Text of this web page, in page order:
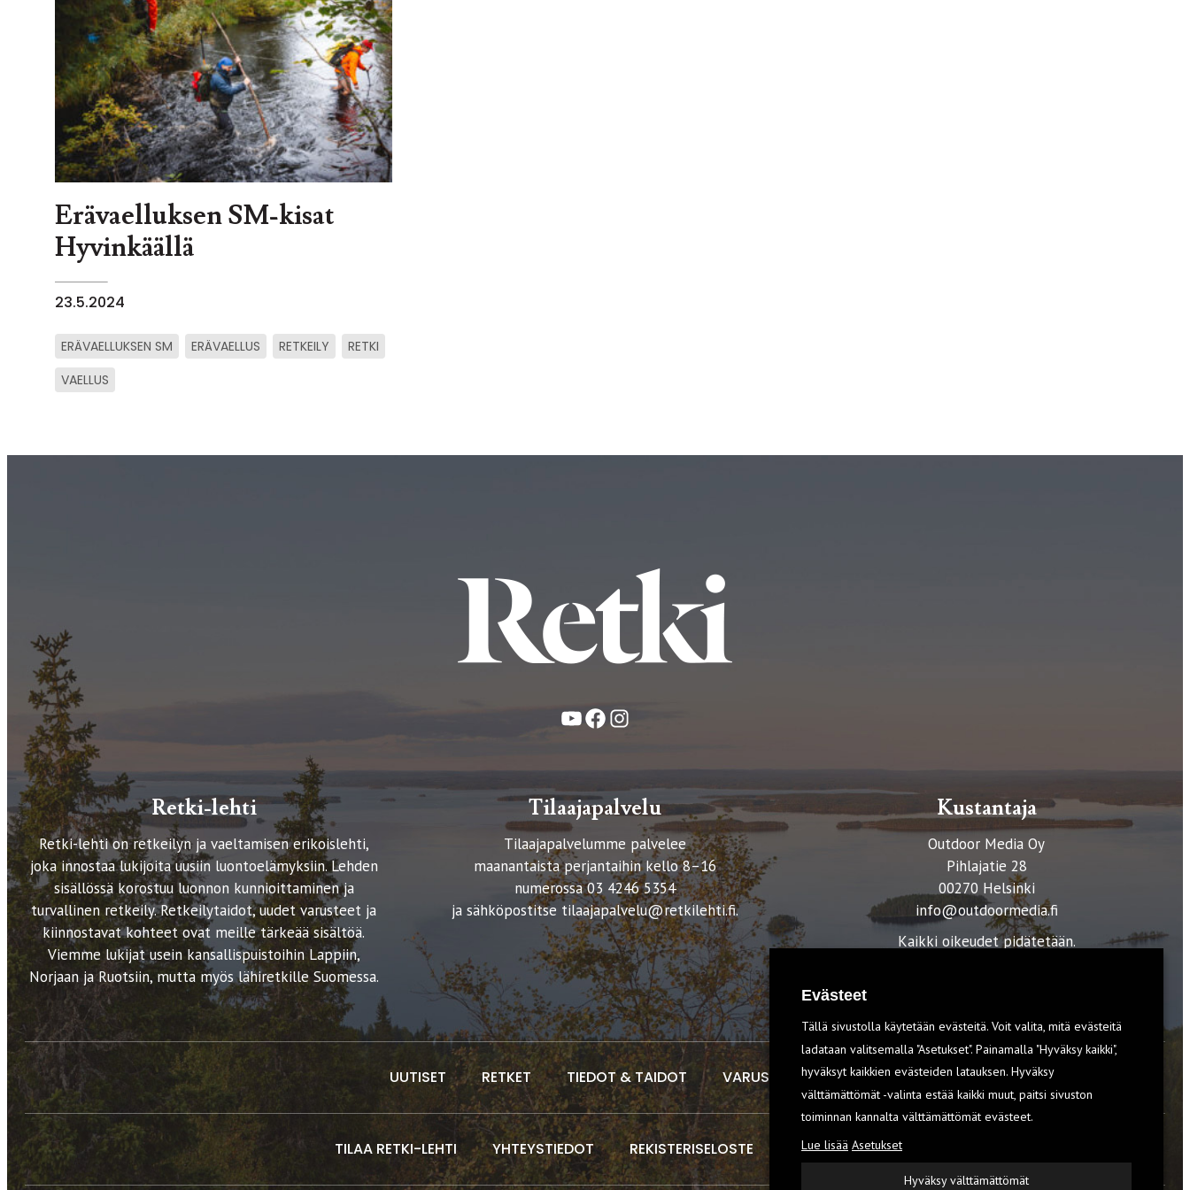
Erävaelluksen SM-kisat
Hyvinkäällä
23.5.2024
ERÄVAELLUKSEN SM ERÄVAELLUS RETKEILY
RETKI
VAELLUS
YouTube
FacebookInstagram
Retki-lehti
Retki-lehti on retkeilyn ja vaeltamisen erikoislehti,
joka innostaa lukijoita uusiin luontoelämyksiin. Lehden
sisällössä korostuu luonnon kunnioittaminen ja
turvallinen retkeily. Retkeilytaidot, uudet varusteet ja
kiinnostavat kohteet ovat meille tärkeää sisältöä.
Viemme lukijat usein kansallispuistoihin Lappiin,
Norjaan ja Ruotsiin, mutta myös lähiretkille Suomessa.
Tilaajapalvelu
Tilaajapalvelumme palvelee
maanantaista perjantaihin kello 8–16
numerossa 03 4246 5354
ja sähköpostitse tilaajapalvelu@retkilehti.fi.
Kustantaja
Outdoor Media Oy
Pihlajatie 28
00270 Helsinki
info@outdoormedia.fi
Kaikki oikeudet pidätetään.
UUTISET RETKET TIEDOT & TAIDOT VARUSTEET
TILAA RETKI-LEHTI YHTEYSTIEDOT REKISTERISELOSTE EVÄSTEET
Evästeet
Tällä sivustolla käytetään evästeitä. Voit valita, mitä evästeitä
ladataan valitsemalla "Asetukset". Painamalla "Hyväksy kaikki",
hyväksyt kaikkien evästeiden latauksen. Hyväksy
välttämättömät -valinta estää kaikki muut, paitsi sivuston
toiminnan kannalta välttämättömät evästeet.
Lue lisää Asetukset
Hyväksy välttämättömät